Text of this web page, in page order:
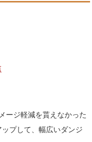
ージ軽減を貰えなかった
プして、幅広いダンジ